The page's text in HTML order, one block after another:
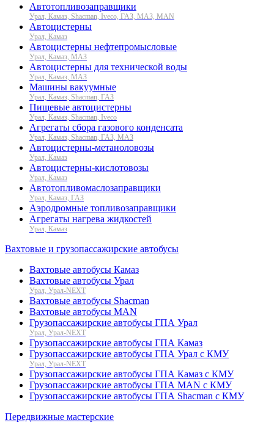
Автотопливозаправщики
Урал, Камаз, Shacman, Iveco, ГАЗ, МАЗ, MAN
Автоцистерны
Урал, Камаз
Автоцистерны нефтепромысловые
Урал, Камаз, МАЗ
Автоцистерны для технической воды
Урал, Камаз, МАЗ
Машины вакуумные
Урал, Камаз, Shacman, ГАЗ
Пищевые автоцистерны
Урал, Камаз, Shacman, Iveco
Агрегаты сбора газового конденсата
Урал, Камаз, Shacman, ГАЗ, МАЗ
Автоцистерны-метаноловозы
Урал, Камаз
Автоцистерны-кислотовозы
Урал, Камаз
Автотопливомаслозаправщики
Урал, Камаз, ГАЗ
Аэродромные топливозаправщики
Агрегаты нагрева жидкостей
Урал, Камаз
Вахтовые и грузопассажирские автобусы
Вахтовые автобусы Камаз
Вахтовые автобусы Урал
Урал, Урал-NEXT
Вахтовые автобусы Shacman
Вахтовые автобусы MAN
Грузопассажирские автобусы ГПА Урал
Урал, Урал-NEXT
Грузопассажирские автобусы ГПА Камаз
Грузопассажирские автобусы ГПА Урал с КМУ
Урал, Урал-NEXT
Грузопассажирские автобусы ГПА Камаз с КМУ
Грузопассажирские автобусы ГПА MAN с КМУ
Грузопассажирские автобусы ГПА Shacman с КМУ
Передвижные мастерские